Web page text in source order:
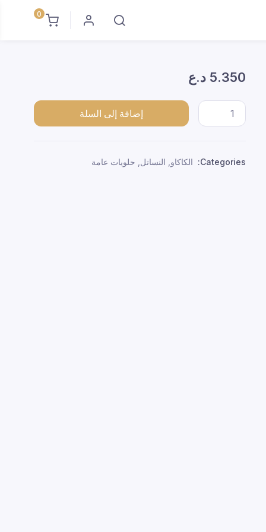
0
5.350 د.ع
كاكو كوزملك هديه ×24 quantity
إضافة إلى السلة
Categories: الكاكاو النساتل حلويات عامة